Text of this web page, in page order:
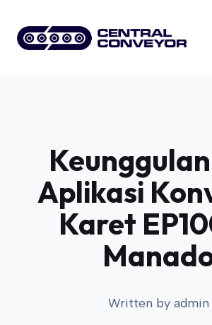
content
Aplikasi
Karet
Written by admin